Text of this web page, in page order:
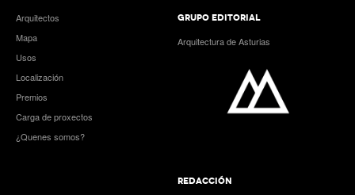
Arquitectos
Mapa
Usos
Localización
Premios
Carga de proxectos
¿Quenes somos?
GRUPO EDITORIAL
Arquitectura de Asturias
REDACCIÓN